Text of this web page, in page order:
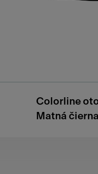
Colorline
Matná čierna